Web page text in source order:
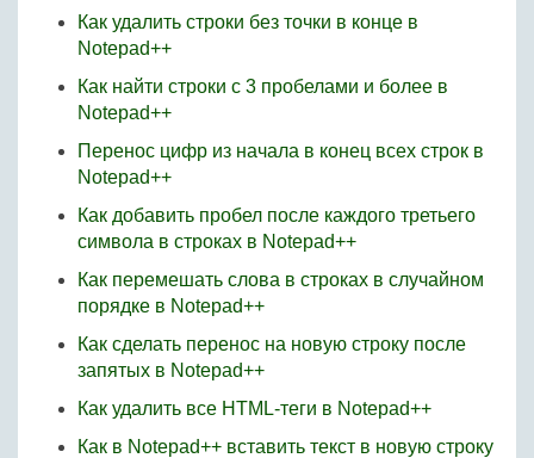
Как удалить строки без точки в конце в
Notepad++
Как найти строки с 3 пробелами и более в
Notepad++
Перенос цифр из начала в конец всех строк в
Notepad++
Как добавить пробел после каждого третьего
символа в строках в Notepad++
Как перемешать слова в строках в случайном
порядке в Notepad++
Как сделать перенос на новую строку после
запятых в Notepad++
Как удалить все HTML-теги в Notepad++
Как в Notepad++ вставить текст в новую строку